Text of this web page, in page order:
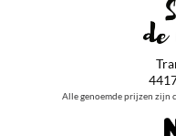
Alle genoemde prijzen zijn